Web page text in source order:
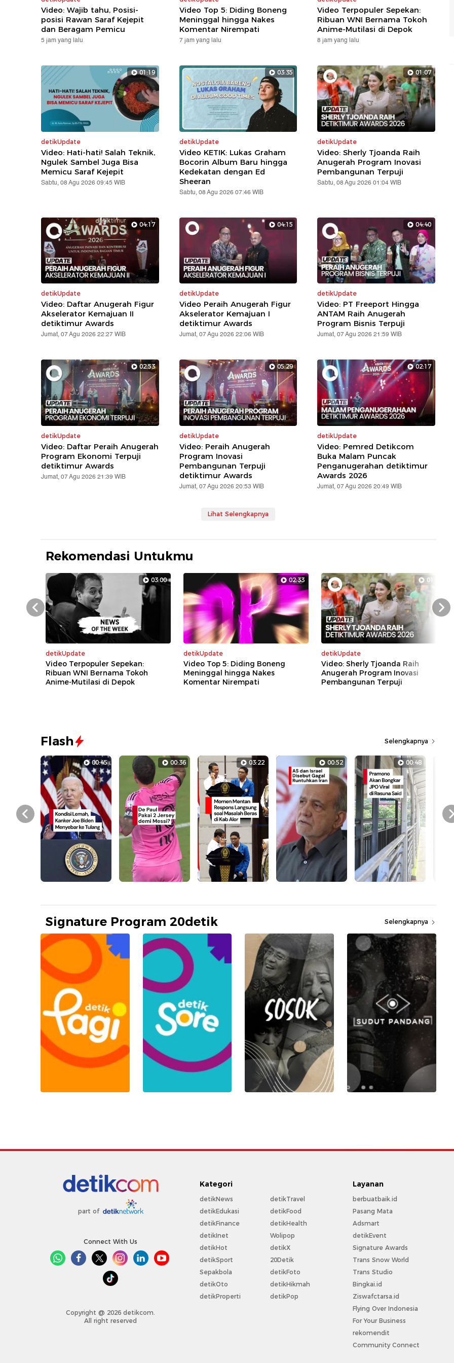
Video: Wajib tahu, Posisi-
posisi Rawan Saraf Kejepit
dan Beragam Pemicu
5 jam yang lalu
Video Top 5: Diding Boneng
Meninggal hingga Nakes
Komentar Nirempati
7 jam yang lalu
Video Terpopuler Sepekan:
Ribuan WNI Bernama Tokoh
Anime-Mutilasi di Depok
8 jam yang lalu
01:19
detikUpdate
Video: Hati-hati! Salah Teknik,
Ngulek Sambel Juga Bisa
Memicu Saraf Kejepit
Sabtu, 08 Agu 2026 09:45 WIB
03:35
detikUpdate
Video KETIK: Lukas Graham
Bocorin Album Baru hingga
Kedekatan dengan Ed
Sheeran
Sabtu, 08 Agu 2026 07:46 WIB
01:07
detikUpdate
Video: Sherly Tjoanda Raih
Anugerah Program Inovasi
Pembangunan Terpuji
Sabtu, 08 Agu 2026 01:04 WIB
04:17
detikUpdate
Video: Daftar Anugerah Figur
Akselerator Kemajuan II
detiktimur Awards
Jumat, 07 Agu 2026 22:27 WIB
04:15
detikUpdate
Video Peraih Anugerah Figur
Akselerator Kemajuan I
detiktimur Awards
Jumat, 07 Agu 2026 22:06 WIB
04:40
detikUpdate
Video: PT Freeport Hingga
ANTAM Raih Anugerah
Program Bisnis Terpuji
Jumat, 07 Agu 2026 21:59 WIB
02:53
detikUpdate
Video: Daftar Peraih Anugerah
Program Ekonomi Terpuji
detiktimur Awards
Jumat, 07 Agu 2026 21:39 WIB
05:29
detikUpdate
Video: Peraih Anugerah
Program Inovasi
Pembangunan Terpuji
detiktimur Awards
Jumat, 07 Agu 2026 20:53 WIB
02:17
detikUpdate
Video: Pemred Detikcom
Buka Malam Puncak
Penganugerahan detiktimur
Awards 2026
Jumat, 07 Agu 2026 20:49 WIB
Lihat Selengkapnya
Rekomendasi Untukmu
03:00
detikUpdate
Video Terpopuler Sepekan:
Ribuan WNI Bernama Tokoh
Anime-Mutilasi di Depok
02:33
detikUpdate
Video Top 5: Diding Boneng
Meninggal hingga Nakes
Komentar Nirempati
01:07
detikUpdate
Video: Sherly Tjoanda Raih
Anugerah Program Inovasi
Pembangunan Terpuji
Prev Next
Flash Selengkapnya
00:45 00:36 03:22 00:52 00:48
Prev
Signature Program 20detik Selengkapnya
part of
Connect With Us
Copyright @ 2026 detikcom.
All right reserved
Kategori
detikNews
detikEdukasi
detikFinance
detikInet
detikHot
detikSport
Sepakbola
detikOto
detikProperti
detikTravel
detikFood
detikHealth
Wolipop
detikX
20Detik
detikFoto
detikHikmah
detikPop
Layanan
berbuatbaik.id
Pasang Mata
Adsmart
detikEvent
Signature Awards
Trans Snow World
Trans Studio
Bingkai.id
Ziswafctarsa.id
Flying Over Indonesia
For Your Business
rekomendit
Community Connect